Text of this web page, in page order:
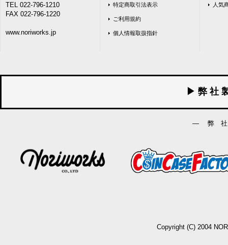
TEL 022-796-1210
FAX 022-796-1220
www.noriworks.jp
特定商取引法表示
ご利用規約
個人情報取扱指針
人気
▶ 弊 社
― 弊
Copyright (C) 2004